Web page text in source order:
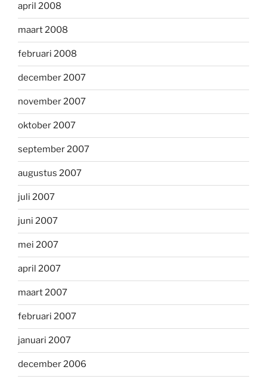
april 2008
maart 2008
februari 2008
december 2007
november 2007
oktober 2007
september 2007
augustus 2007
juli 2007
juni 2007
mei 2007
april 2007
maart 2007
februari 2007
januari 2007
december 2006